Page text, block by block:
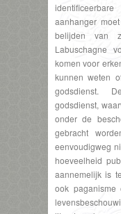
aanhanger
belijden van
Labuschagne
komen voor
kunnen weten
godsdienst.
godsdienst,
onder de
gebracht
eenvoudigweg
hoeveelheid
aannemelijk is
ook